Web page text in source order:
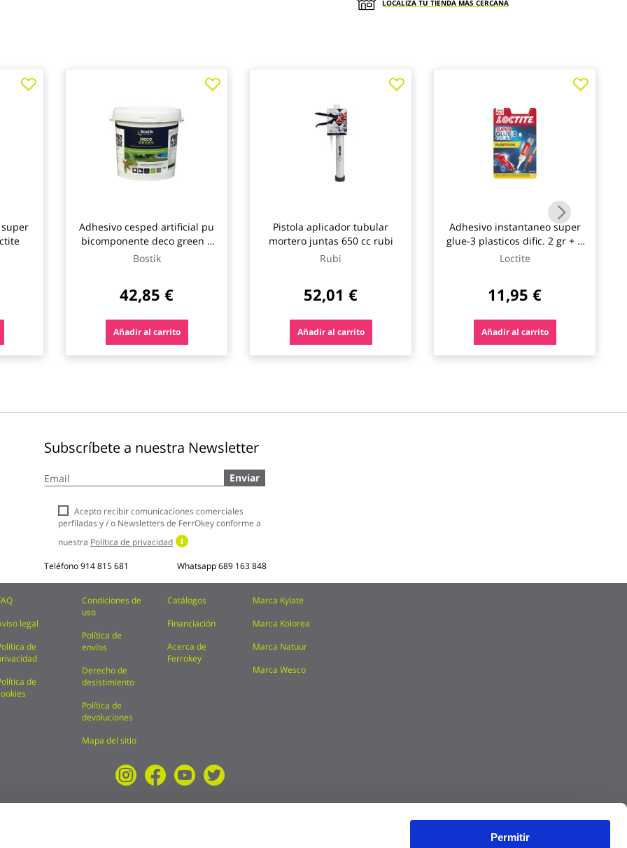
Permitir
LOCALIZA TU TIENDA MÁS CERCANA
Adhesivo cesped artificial pu
bicomponente deco green 6
kg verde bostik
Bostik
42,85 €
Añadir al carrito
Pistola aplicador tubular
mortero juntas 650 cc rubi
Rubi
52,01 €
Añadir al carrito
Adhesivo instantaneo super
glue-3 plasticos dific. 2 gr + 4
ml loctite
Loctite
11,95 €
Añadir al carrito
Subscríbete a nuestra Newsletter
a
boletín
noticias:
Enviar
Acepto recibir comunicaciones comerciales
perfiladas y / o Newsletters de FerrOkey conforme a
nuestra Política de privacidad
Teléfono914 815 681 Whatsapp689 163 848
legal
de
de
Condiciones de
uso
Política de
envíos
Derecho de
desistimiento
Política de
devoluciones
Mapa del sitio
Catálogos
Financiación
Acerca de
Ferrokey
Marca Kylate
Marca Kolorea
Marca Natuur
Marca Wesco